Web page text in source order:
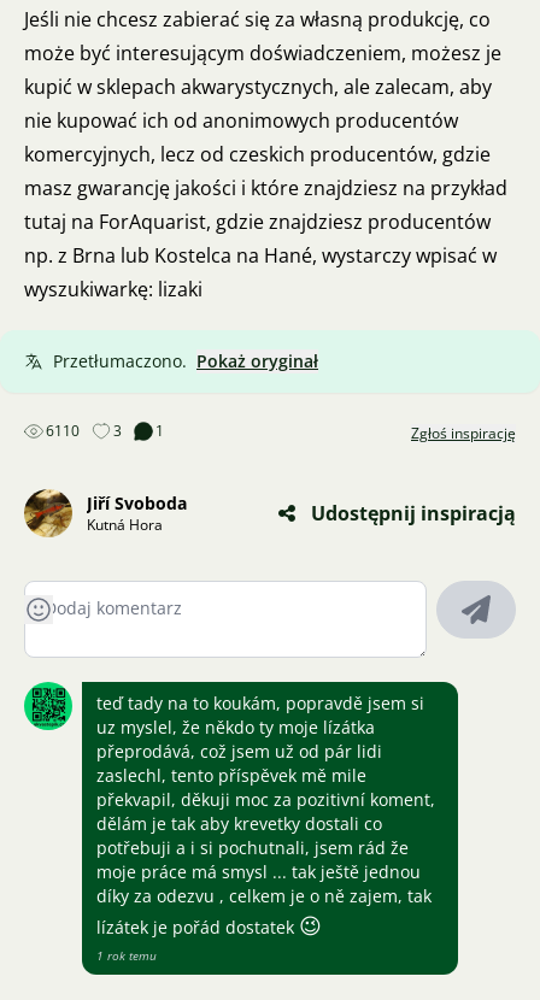
Jeśli nie chcesz zabierać się za własną produkcję, co
może być interesującym doświadczeniem, możesz je
kupić w sklepach akwarystycznych, ale zalecam, aby
nie kupować ich od anonimowych producentów
komercyjnych, lecz od czeskich producentów, gdzie
masz gwarancję jakości i które znajdziesz na przykład
tutaj na ForAquarist, gdzie znajdziesz producentów
np. z Brna lub Kostelca na Hané, wystarczy wpisać w
wyszukiwarkę: lizaki
Przetłumaczono. Pokaż oryginał
6110 3 1 Zgłoś inspirację
Jiří Svoboda
Kutná Hora Udostępnij inspiracją
teď tady na to koukám, popravdě jsem si
uz myslel, že někdo ty moje lízátka
přeprodává, což jsem už od pár lidi
zaslechl, tento příspěvek mě mile
překvapil, děkuji moc za pozitivní koment,
dělám je tak aby krevetky dostali co
potřebuji a i si pochutnali, jsem rád že
moje práce má smysl ... tak ještě jednou
díky za odezvu , celkem je o ně zajem, tak
lízátek je pořád dostatek 😉
1 rok temu